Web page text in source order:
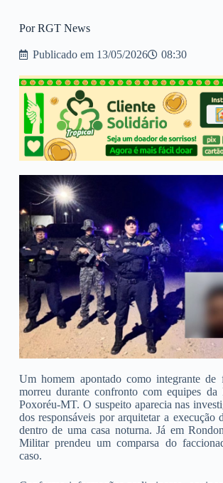
Por RGT News
Publicado em 13/05/2026 08:30
Um homem apontado como integrante de
morreu durante confronto com equipes da
Poxoréu-MT. O suspeito aparecia nas
dos responsáveis por arquitetar a execução
dentro de uma casa noturna. Já em
Militar prendeu um comparsa do
caso.